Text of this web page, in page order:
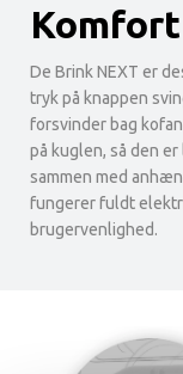
Komfort
De Brink NEXT er
tryk på knappen
forsvinder bag
på kuglen, så den
sammen med
fungerer fuldt
brugervenlighed.